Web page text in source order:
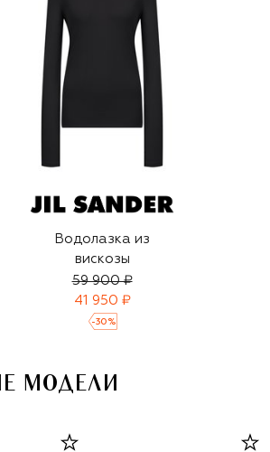
Водолазка из
вискозы
59 900 ₽
41 950 ₽
-30 %
МОДЕЛИ